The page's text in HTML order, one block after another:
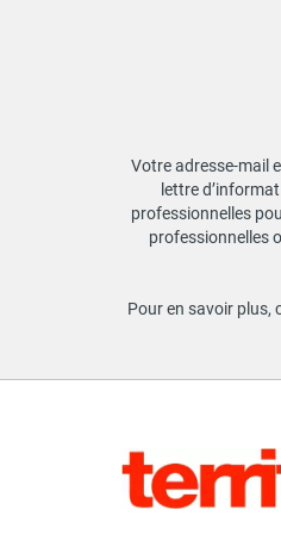
Votre adresse-mail
lettre
professionnelles
professionnelles
Pour en savoir plus,